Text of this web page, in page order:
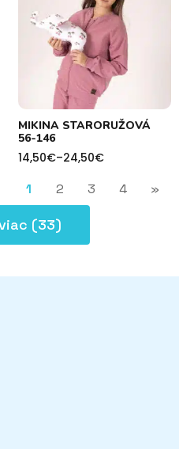
MIKINA STARORUŽOVÁ
56-146
14,50€–24,50€
Price
14,50€
1 2 3 4 »
(33)